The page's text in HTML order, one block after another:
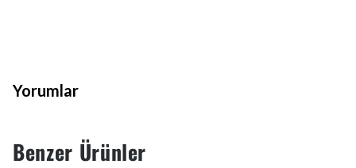
Yorumlar
Benzer Ürünler